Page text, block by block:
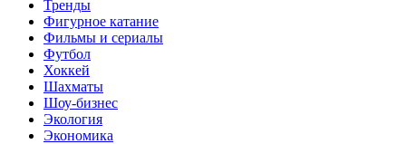
Тренды
Фигурное катание
Фильмы и сериалы
Футбол
Хоккей
Шахматы
Шоу-бизнес
Экология
Экономика